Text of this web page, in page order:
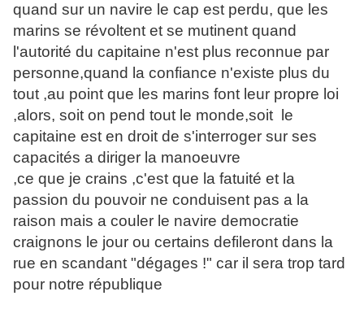
quand sur un navire le cap est perdu, que les
marins se révoltent et se mutinent quand
l'autorité du capitaine n'est plus reconnue par
personne,quand la confiance n'existe plus du
tout ,au point que les marins font leur propre loi
,alors, soit on pend tout le monde,soit le
capitaine est en droit de s'interroger sur ses
capacités a diriger la manoeuvre
,ce que je crains ,c'est que la fatuité et la
passion du pouvoir ne conduisent pas a la
raison mais a couler le navire democratie
craignons le jour ou certains defileront dans la
rue en scandant "dégages !" car il sera trop tard
pour notre république